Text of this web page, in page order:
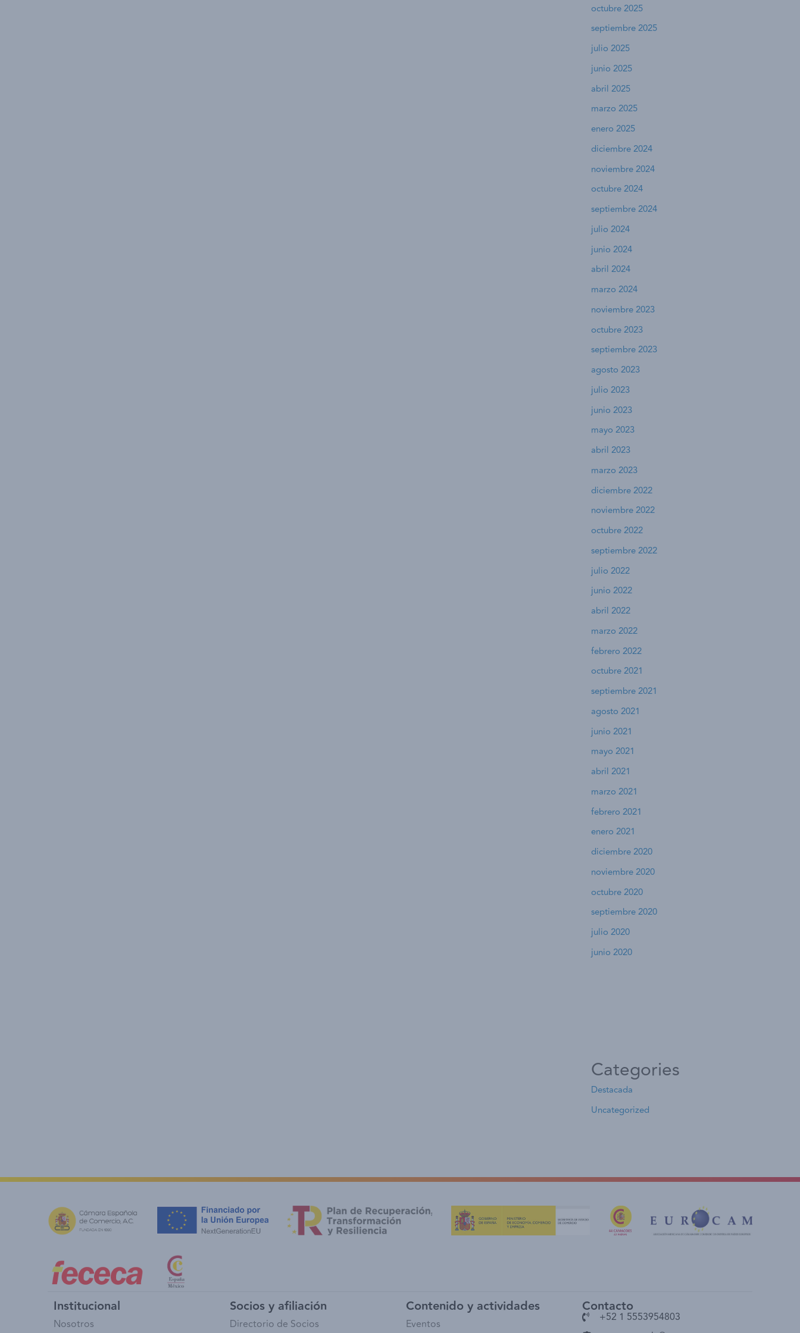
octubre 2025
septiembre 2025
julio 2025
junio 2025
abril 2025
marzo 2025
enero 2025
diciembre 2024
noviembre 2024
octubre 2024
septiembre 2024
julio 2024
junio 2024
abril 2024
marzo 2024
noviembre 2023
octubre 2023
septiembre 2023
agosto 2023
julio 2023
junio 2023
mayo 2023
abril 2023
marzo 2023
diciembre 2022
noviembre 2022
octubre 2022
septiembre 2022
julio 2022
junio 2022
abril 2022
marzo 2022
febrero 2022
octubre 2021
septiembre 2021
agosto 2021
junio 2021
mayo 2021
abril 2021
marzo 2021
febrero 2021
enero 2021
diciembre 2020
noviembre 2020
octubre 2020
septiembre 2020
julio 2020
junio 2020
Categories
Destacada
Uncategorized
Institucional
Nosotros
Socios y afiliación
Directorio de Socios
Contenido y actividades
Eventos
Contacto
+52 1 5553954803